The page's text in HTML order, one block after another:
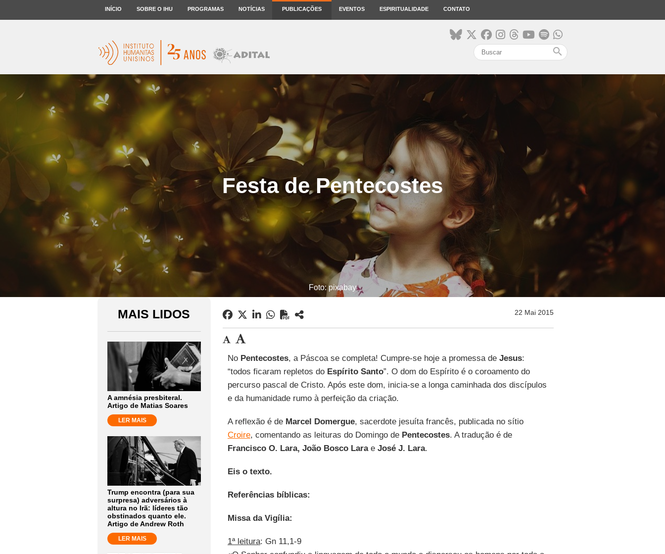
INÍCIO SOBRE O IHU PROGRAMAS NOTÍCIAS PUBLICAÇÕES EVENTOS ESPIRITUALIDADE CONTATO
search
Festa de Pentecostes
Foto: pixabay
MAIS LIDOS
A amnésia presbiteral.
Artigo de Matias Soares
LER MAIS
Trump encontra (para sua
surpresa) adversários à
altura no Irã: líderes tão
obstinados quanto ele.
Artigo de Andrew Roth
LER MAIS
22 Mai 2015
No Pentecostes, a Páscoa se completa! Cumpre-se hoje a promessa deJesus:
“todos ficaram repletos do Espírito Santo”. O dom do Espírito é o coroamento do
percurso pascal de Cristo. Após este dom, inicia-se a longa caminhada dos discípulos
e da humanidade rumo à perfeição da criação.
A reflexão é de Marcel Domergue, sacerdote jesuíta francês, publicada no sítio
Croire, comentando as leituras do Domingo de Pentecostes. A tradução é de
Francisco O. Lara, João Bosco Lara eJosé J. Lara.
Eis o texto.
Referências bíblicas:
Missa da Vigília:
1ª leitura: Gn 11,1-9